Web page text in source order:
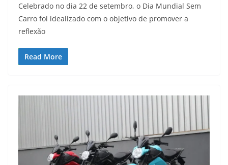
Celebrado no dia 22 de setembro, o Dia Mundial Sem
Carro foi idealizado com o objetivo de promover a
reflexão
Read More